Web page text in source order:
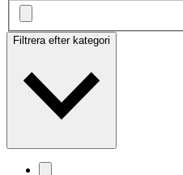
Filtrera efter kategori